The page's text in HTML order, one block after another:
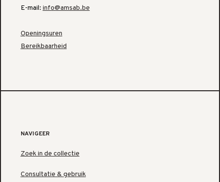
E-mail: info@amsab.be
Openingsuren
Bereikbaarheid
NAVIGEER
Zoek in de collectie
Consultatie & gebruik